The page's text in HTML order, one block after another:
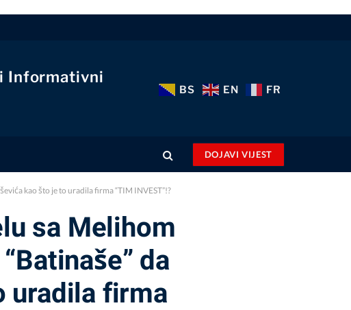
Informativni
BS EN FR
DOJAVI VIJEST
kao što je to uradila firma “TIM INVEST”!?
sa Melihom
da
uradila firma